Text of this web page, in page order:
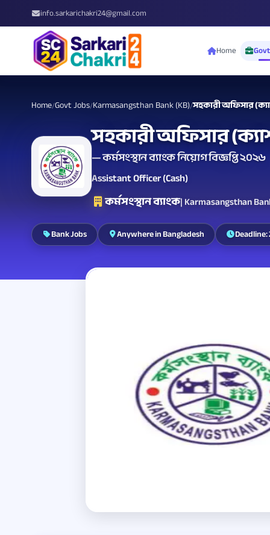
info.sarkarichakri24@gmail.com
Home
Home/Govt Jobs/Karmasangsthan Bank (KB)/সহকারী অফিসার
সহকারী অফিসার
— কর্মসংস্থান ব্যাংক নিয়োগ বিজ্ঞপ্তি ২০২৬
Assistant Officer (Cash)
কর্মসংস্থান ব্যাংক| Karmasangsthan
Bank Jobs Anywhere in Bangladesh